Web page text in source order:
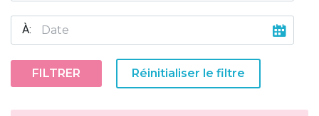
À:
FILTRER Réinitialiser le filtre